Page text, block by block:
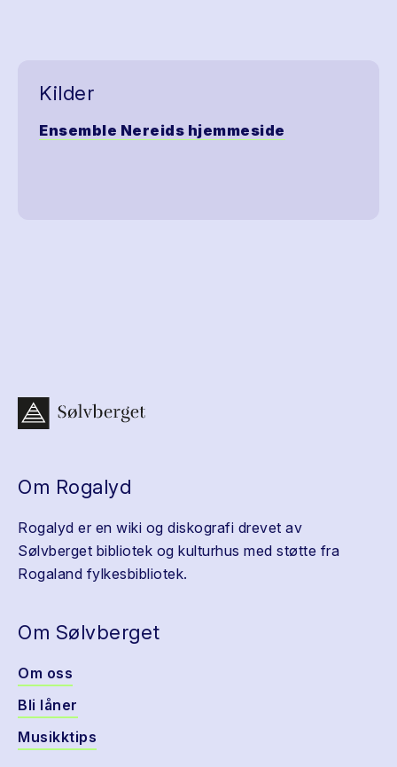
Kilder
Ensemble Nereids hjemmeside
Om Rogalyd
Rogalyd er en wiki og diskografi drevet av
Sølvberget bibliotek og kulturhus med støtte fra
Rogaland fylkesbibliotek.
Om Sølvberget
Om oss
Bli låner
Musikktips